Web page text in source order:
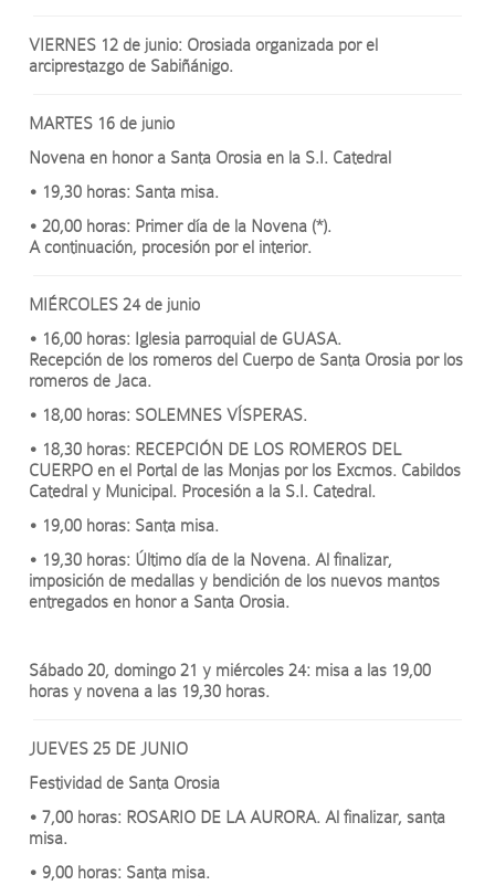
VIERNES 12 de junio: Orosiada organizada por el
arciprestazgo de Sabiñánigo.
MARTES 16 de junio
Novena en honor a Santa Orosia en la S.I. Catedral
• 19,30 horas: Santa misa.
• 20,00 horas: Primer día de la Novena (*).
A continuación, procesión por el interior.
MIÉRCOLES 24 de junio
• 16,00 horas: Iglesia parroquial de GUASA.
Recepción de los romeros del Cuerpo de Santa Orosia por los
romeros de Jaca.
• 18,00 horas: SOLEMNES VÍSPERAS.
• 18,30 horas: RECEPCIÓN DE LOS ROMEROS DEL
CUERPO en el Portal de las Monjas por los Excmos. Cabildos
Catedral y Municipal. Procesión a la S.I. Catedral.
• 19,00 horas: Santa misa.
• 19,30 horas: Último día de la Novena. Al finalizar,
imposición de medallas y bendición de los nuevos mantos
entregados en honor a Santa Orosia.
Sábado 20, domingo 21 y miércoles 24: misa a las 19,00
horas y novena a las 19,30 horas.
JUEVES 25 DE JUNIO
Festividad de Santa Orosia
• 7,00 horas: ROSARIO DE LA AURORA. Al finalizar, santa
misa.
• 9,00 horas: Santa misa.